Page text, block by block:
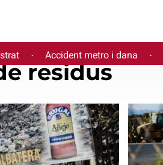
· Accident metro i dana ·
residus